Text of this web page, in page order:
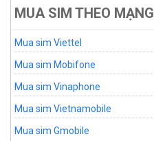
MUA SIM THEO MẠNG
Mua sim Viettel
Mua sim Mobifone
Mua sim Vinaphone
Mua sim Vietnamobile
Mua sim Gmobile